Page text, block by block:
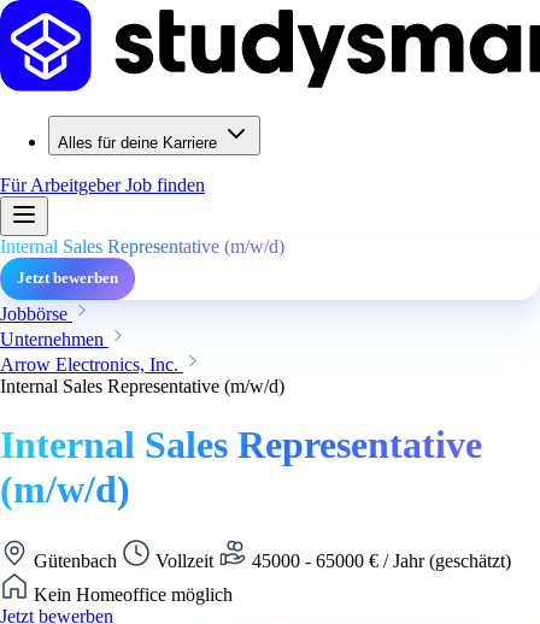
Alles für deine Karriere
Für ArbeitgeberJob finden
Internal Sales Representative (m/w/d)
Jetzt bewerben
Jobbörse
Unternehmen
Arrow Electronics, Inc.
Internal Sales Representative (m/w/d)
Internal Sales Representative
(m/w/d)
Gütenbach Vollzeit
45000 - 65000 € / Jahr (geschätzt)
Kein Homeoffice möglich
Jetzt bewerben